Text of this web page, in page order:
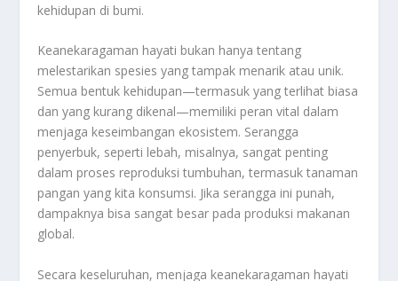
kehidupan di bumi.
Keanekaragaman hayati bukan hanya tentang
melestarikan spesies yang tampak menarik atau unik.
Semua bentuk kehidupan—termasuk yang terlihat biasa
dan yang kurang dikenal—memiliki peran vital dalam
menjaga keseimbangan ekosistem. Serangga
penyerbuk, seperti lebah, misalnya, sangat penting
dalam proses reproduksi tumbuhan, termasuk tanaman
pangan yang kita konsumsi. Jika serangga ini punah,
dampaknya bisa sangat besar pada produksi makanan
global.
Secara keseluruhan, menjaga keanekaragaman hayati